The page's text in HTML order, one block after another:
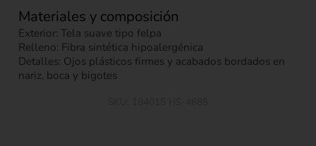
Materiales y composición
Exterior: Tela suave tipo felpa
Relleno: Fibra sintética hipoalergénica
Detalles: Ojos plásticos firmes y acabados bordados en
nariz, boca y bigotes